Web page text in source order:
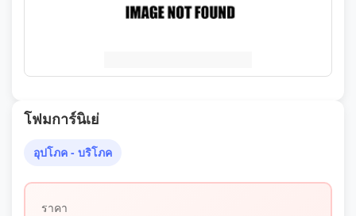
โฟมการ์นิเย่
อุปโภค - บริโภค
ราคา